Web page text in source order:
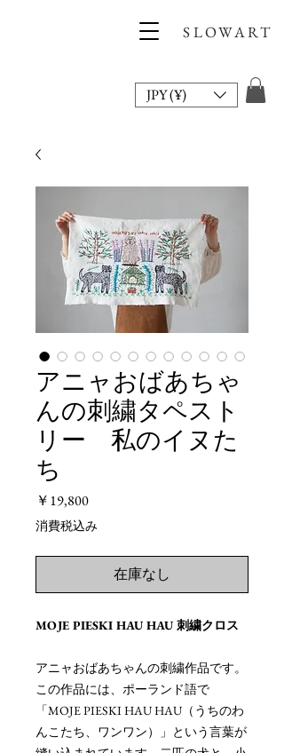
SLOWART
JPY (¥)
アニャおばあちゃ
んの刺繍タペスト
リー 私のイヌた
ち
￥19,800価
格
消費税込み
在庫なし
MOJE PIESKI HAU HAU 刺繍クロス
アニャおばあちゃんの刺繍作品です。
この作品には、ポーランド語で
「MOJE PIESKI HAU HAU（うちのわ
んこたち、ワンワン）」という言葉が